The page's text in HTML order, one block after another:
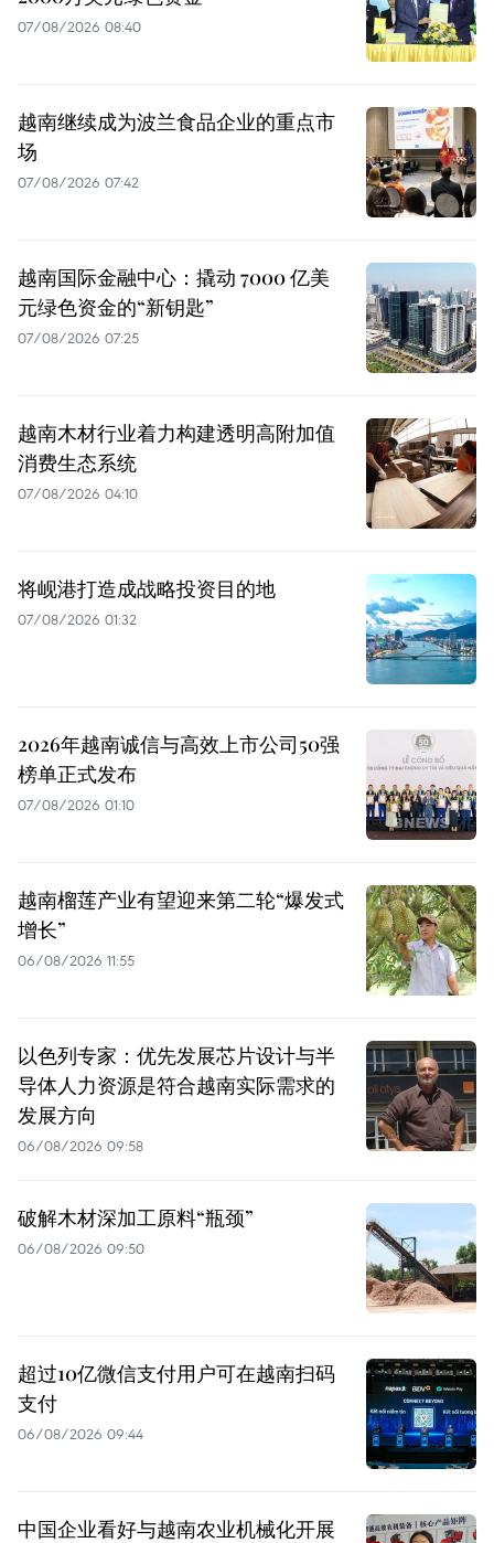
07/08/2026 08:40
越南继续成为波兰食品企业的重点市
场
07/08/2026 07:42
越南国际金融中心：撬动 7000 亿美
元绿色资金的“新钥匙”
07/08/2026 07:25
越南木材行业着力构建透明高附加值
消费生态系统
07/08/2026 04:10
将岘港打造成战略投资目的地
07/08/2026 01:32
2026年越南诚信与高效上市公司50强
榜单正式发布
07/08/2026 01:10
越南榴莲产业有望迎来第二轮“爆发式
增长”
06/08/2026 11:55
以色列专家：优先发展芯片设计与半
导体人力资源是符合越南实际需求的
发展方向
06/08/2026 09:58
破解木材深加工原料“瓶颈”
06/08/2026 09:50
超过10亿微信支付用户可在越南扫码
支付
06/08/2026 09:44
中国企业看好与越南农业机械化开展